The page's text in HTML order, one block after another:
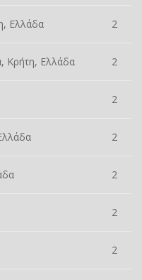
Ελλάδα 2
Κρήτη, Ελλάδα 2
2
2
2
2
2